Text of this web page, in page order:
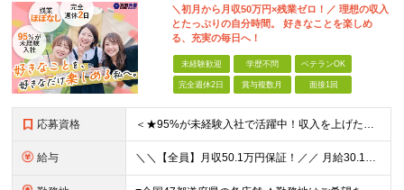
＼初月から月収50万円×残業ゼロ！／ 理想の収入
とたっぷりの自分時間。 好きなことを楽しめ
る、充実の毎日へ！
未経験歓迎 学歴不問 ベテランOK
完全週休2日 賞与複数月 面接1回
応募資格 ＜★95%が未経験入社で活躍中！収入を上げたい・新しいスキルを身につけたい方、大歓迎！★＞ ◆学歴不問・第二新卒歓迎 ◆社会人経験1年以上 ★100％人柄、意欲重視の採用です 「新しい環境でスタート
給与 ＼＼【全員】月収50.1万円保証！／／ 月給30.1万円＋インセン＋特別手当20万円(半年間)＋賞与 ※経験者は優遇いたします（研修も免除の場合有） ※固定残業代:7万4000円以上/月45時間分